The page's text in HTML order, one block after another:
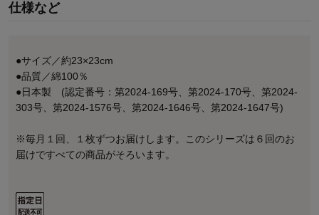
仕様など
●サイズ／約23×23cm
●品質／綿100％
●日本製 (認定番号：第2024-169号、第2024-170号、第2024-
303号、第2024-1576号、第2024-1646号、第2024-1647号)
※毎月１回、１枚ずつお届けします。このシリーズは６回のお
届けですべての商品がそろいます。